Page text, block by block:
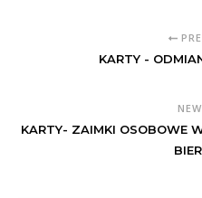
KARTY -
KARTY- ZAIMKI OSOBOWE